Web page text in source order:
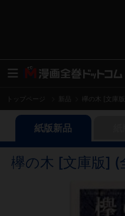
トップページ 欅の木 [文庫
紙版新品
欅の木 [文庫版] (